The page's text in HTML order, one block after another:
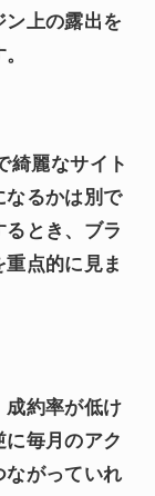
上の露出を
綺麗なサイト
なるかは別で
とき、ブラ
点的に見ま
成約率が低け
毎月のアク
ながっていれ